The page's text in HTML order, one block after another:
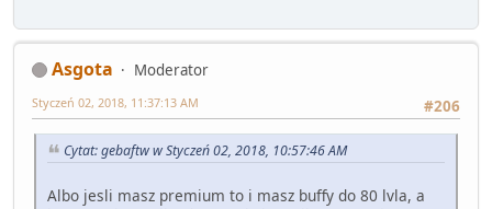
Asgota
Moderator
#206
Styczeń 02, 2018, 11:37:13 AM
Cytat: gebaftw w Styczeń 02, 2018, 10:57:46 AM
Albo jesli masz premium to i masz buffy do 80 lvla, a